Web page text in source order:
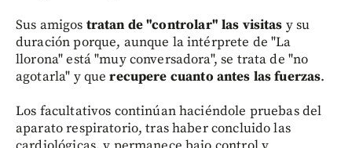
Sus amigos tratan de "controlar" las visitas y su
duración porque, aunque la intérprete de "La
llorona" está "muy conversadora", se trata de "no
agotarla" y querecupere cuanto antes las fuerzas.
Los facultativos continúan haciéndole pruebas del
aparato respiratorio, tras haber concluido las